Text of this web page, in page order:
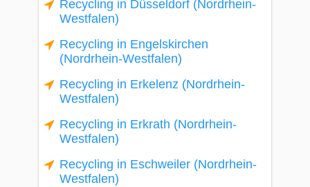
Recycling in Düsseldorf (Nordrhein-
Westfalen)
Recycling in Engelskirchen
(Nordrhein-Westfalen)
Recycling in Erkelenz (Nordrhein-
Westfalen)
Recycling in Erkrath (Nordrhein-
Westfalen)
Recycling in Eschweiler (Nordrhein-
Westfalen)